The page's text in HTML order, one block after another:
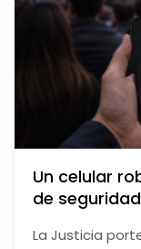
Un celular
de
La Justicia